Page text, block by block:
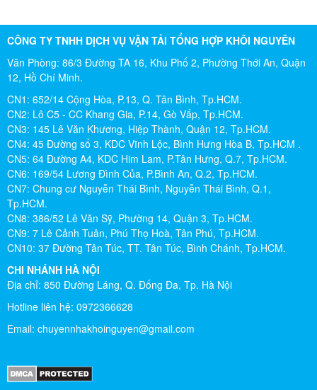
CÔNG TY TNHH DỊCH VỤ VẬN TẢI TỔNG HỢP KHÔI NGUYÊN
Văn Phòng: 86/3 Đường TA 16, Khu Phố 2, Phường Thới An, Quận
12, Hồ Chí Minh.
CN1: 652/14 Cộng Hòa, P.13, Q. Tân Bình, Tp.HCM.
CN2: Lô C5 - CC Khang Gia, P.14, Gò Vấp, Tp.HCM.
CN3: 145 Lê Văn Khương, Hiệp Thành, Quận 12, Tp.HCM.
CN4: 45 Đường số 3, KDC Vĩnh Lộc, Bình Hưng Hòa B, Tp.HCM .
CN5: 64 Đường A4, KDC Him Lam, P.Tân Hưng, Q.7, Tp.HCM.
CN6: 169/54 Lương Đình Của, P.Bình An, Q.2, Tp.HCM.
CN7: Chung cư Nguyễn Thái Bình, Nguyễn Thái Bình, Q.1,
Tp.HCM.
CN8: 386/52 Lê Văn Sỹ, Phường 14, Quận 3, Tp.HCM.
CN9: 7 Lê Cảnh Tuân, Phú Thọ Hoà, Tân Phú, Tp.HCM.
CN10: 37 Đường Tân Túc, TT. Tân Túc, Bình Chánh, Tp.HCM.
CHI NHÁNH HÀ NỘI
Địa chỉ: 850 Đường Láng, Q. Đống Đa, Tp. Hà Nội
Hotline liên hệ: 0972366628
Email: chuyennhakhoinguyen@gmail.com